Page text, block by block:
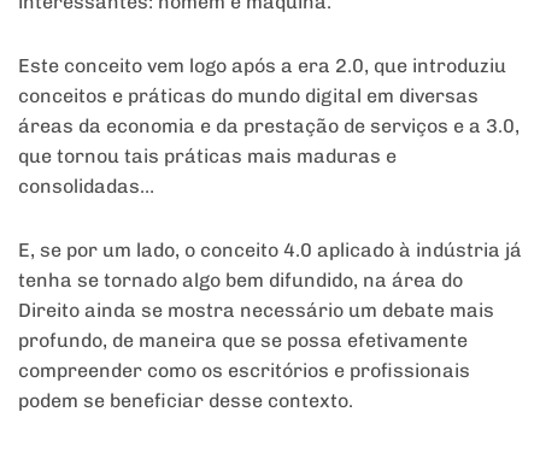
Este conceito vem logo após a era 2.0, que introduziu
conceitos e práticas do mundo digital em diversas
áreas da economia e da prestação de serviços e a 3.0,
que tornou tais práticas mais maduras e
consolidadas…
E, se por um lado, o conceito 4.0 aplicado à indústria já
tenha se tornado algo bem difundido, na área do
Direito ainda se mostra necessário um debate mais
profundo, de maneira que se possa efetivamente
compreender como os escritórios e profissionais
podem se beneficiar desse contexto.